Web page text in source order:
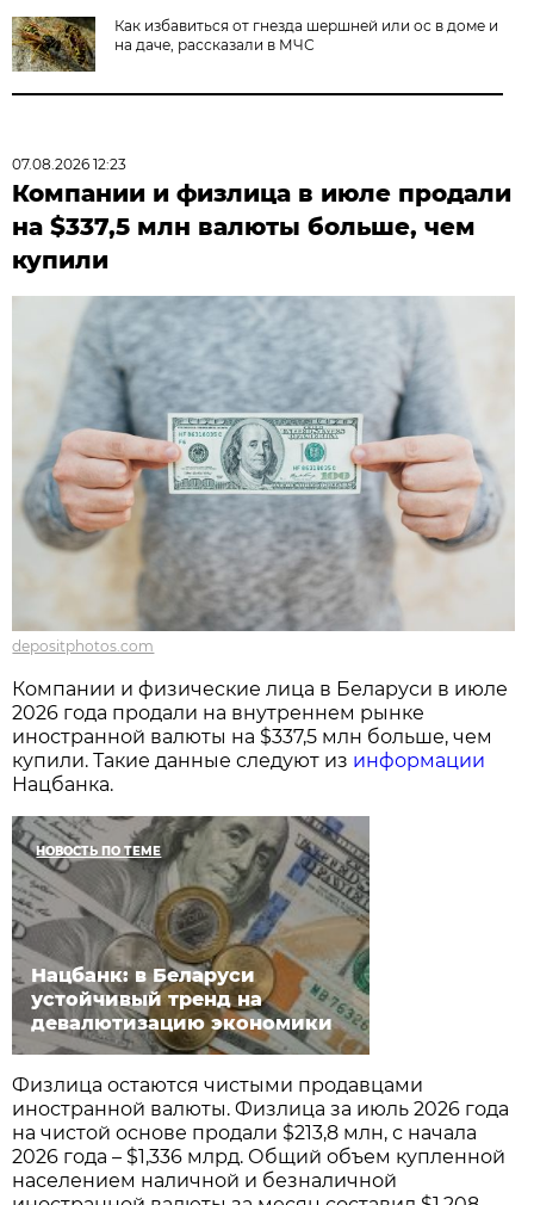
Как избавиться от гнезда шершней или ос в доме и
на даче, рассказали в МЧС
07.08.2026 12:23
Компании и физлица в июле продали
на $337,5 млн валюты больше, чем
купили
depositphotos.com
Компании и физические лица в Беларуси в июле
2026 года продали на внутреннем рынке
иностранной валюты на $337,5 млн больше, чем
купили. Такие данные следуют из информации
Нацбанка.
НОВОСТЬ ПО ТЕМЕ
Нацбанк: в Беларуси
устойчивый тренд на
девалютизацию экономики
Физлица остаются чистыми продавцами
иностранной валюты. Физлица за июль 2026 года
на чистой основе продали $213,8 млн, с начала
2026 года – $1,336 млрд. Общий объем купленной
населением наличной и безналичной